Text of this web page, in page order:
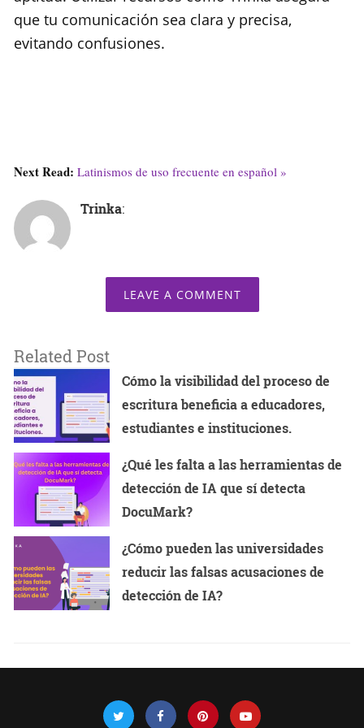
que tu comunicación sea clara y precisa,
evitando confusiones.
Next Read: Latinismos de uso frecuente en español »
Trinka:
LEAVE A COMMENT
Related Post
Cómo la visibilidad del proceso de
escritura beneficia a educadores,
estudiantes e instituciones.
¿Qué les falta a las herramientas de
detección de IA que sí detecta
DocuMark?
¿Cómo pueden las universidades
reducir las falsas acusaciones de
detección de IA?